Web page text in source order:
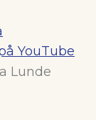
YouTube
Lunde